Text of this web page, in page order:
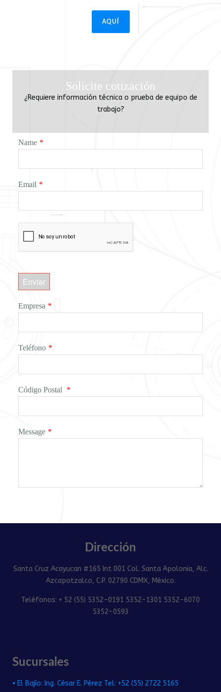
AQUÍ
Solicite cotización
¿Requiere información técnica o prueba de equipo de
trabajo?
Name *
Email *
Enviar
Empresa *
Teléfono *
Código Postal *
Message *
Dirección
Santa Cruz Acayucan #165 Int 001 Col. Santa Apolonia, Alc.
Azcapotzalco, C.P. 02790 CDMX, México.
Teléfonos: + 52 (55) 5352-0191 5352-1301 5352-6070
5352-0593
Sucursales
• El Bajío: Ing. César E. Pérez Tel: +52 (55) 2722 5165